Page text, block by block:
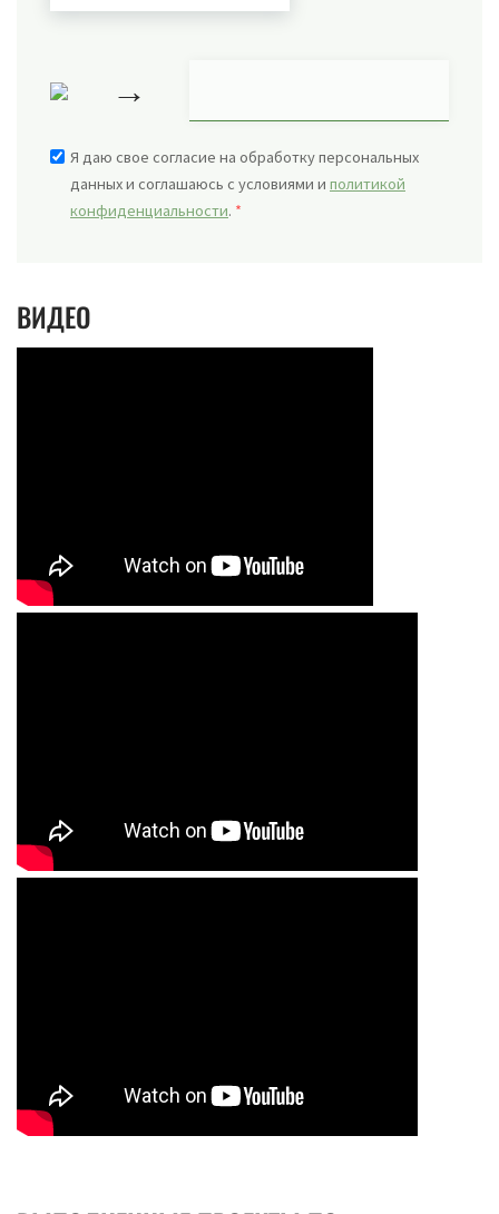
→
Я даю свое согласие на обработку персональных
данных и соглашаюсь с условиями и политикой
конфиденциальности. *
ВИДЕО